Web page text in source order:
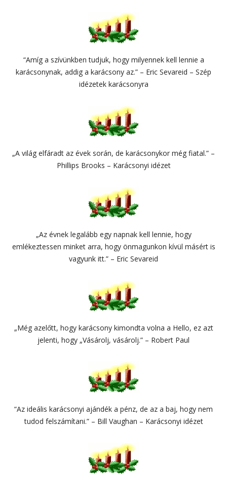
“Amíg a szívünkben tudjuk, hogy milyennek kell lennie a
karácsonynak, addig a karácsony az.” – Eric Sevareid – Szép
idézetek karácsonyra
„A világ elfáradt az évek során, de karácsonykor még fiatal.” –
Phillips Brooks – Karácsonyi idézet
„Az évnek legalább egy napnak kell lennie, hogy
emlékeztessen minket arra, hogy önmagunkon kívül másért is
vagyunk itt.” – Eric Sevareid
„Még azelőtt, hogy karácsony kimondta volna a Hello, ez azt
jelenti, hogy „Vásárolj, vásárolj.” – Robert Paul
“Az ideális karácsonyi ajándék a pénz, de az a baj, hogy nem
tudod felszámítani.” – Bill Vaughan – Karácsonyi idézet